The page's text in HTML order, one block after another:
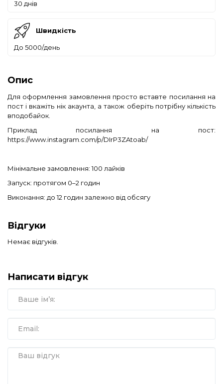
30 днів
Швидкість
До 5000/день
Опис
Для оформлення замовлення просто вставте посилання на
пост і вкажіть нік акаунта, а також оберіть потрібну кількість
вподобайок.
Приклад посилання на пост:
https://www.instagram.com/p/DIrP3ZAtoab/
Мінімальне замовлення: 100 лайків
Запуск: протягом 0–2 годин
Виконання: до 12 годин залежно від обсягу
Відгуки
Немає відгуків.
Написати відгук